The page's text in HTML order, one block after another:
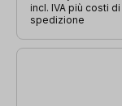
incl. IVA più costi di
spedizione